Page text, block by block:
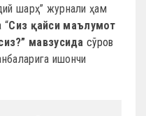
шарҳ” журнали ҳам
“Сиз қайси маълумот
мавзусида сўров
ишончи